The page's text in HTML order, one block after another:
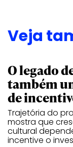
Veja
O legado
também
de
Trajetória do
mostra que
cultural
incentive o